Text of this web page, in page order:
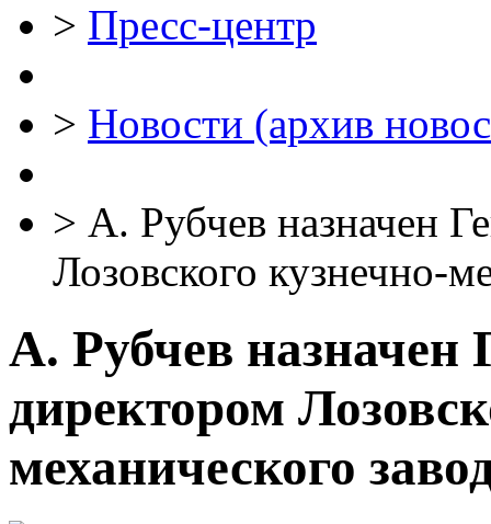
> Пресс-центр
> Новости (архив
> А. Рубчев назначен
Лозовского кузнечно-
А. Рубчев назначен
директором
механического